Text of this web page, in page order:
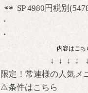
◉◉ SP 4980円税別
・
・
内容はこち
↓ ↓ ↓ ↓ ↓
限定！常連様の人気メ
⚠️条件はこちら